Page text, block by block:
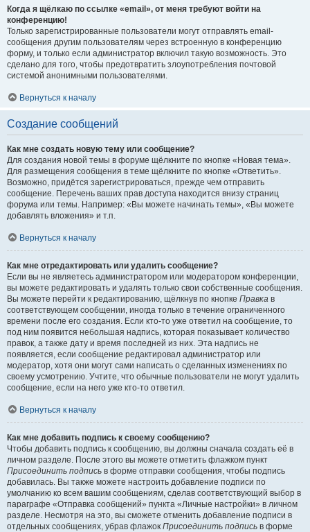
Когда я щёлкаю по ссылке «email», от меня требуют войти на
конференцию!
Только зарегистрированные пользователи могут отправлять email-
сообщения другим пользователям через встроенную в конференцию
форму, и только если администратор включил такую возможность. Это
сделано для того, чтобы предотвратить злоупотребления почтовой
системой анонимными пользователями.
Вернуться к началу
Создание сообщений
Как мне создать новую тему или сообщение?
Для создания новой темы в форуме щёлкните по кнопке «Новая тема».
Для размещения сообщения в теме щёлкните по кнопке «Ответить».
Возможно, придётся зарегистрироваться, прежде чем отправить
сообщение. Перечень ваших прав доступа находится внизу страниц
форума или темы. Например: «Вы можете начинать темы», «Вы можете
добавлять вложения» и т.п.
Вернуться к началу
Как мне отредактировать или удалить сообщение?
Если вы не являетесь администратором или модератором конференции,
вы можете редактировать и удалять только свои собственные сообщения.
Вы можете перейти к редактированию, щёлкнув по кнопке Правка в
соответствующем сообщении, иногда только в течение ограниченного
времени после его создания. Если кто-то уже ответил на сообщение, то
под ним появится небольшая надпись, которая показывает количество
правок, а также дату и время последней из них. Эта надпись не
появляется, если сообщение редактировал администратор или
модератор, хотя они могут сами написать о сделанных изменениях по
своему усмотрению. Учтите, что обычные пользователи не могут удалить
сообщение, если на него уже кто-то ответил.
Вернуться к началу
Как мне добавить подпись к своему сообщению?
Чтобы добавить подпись к сообщению, вы должны сначала создать её в
личном разделе. После этого вы можете отметить флажком пункт
Присоединить подпись в форме отправки сообщения, чтобы подпись
добавилась. Вы также можете настроить добавление подписи по
умолчанию ко всем вашим сообщениям, сделав соответствующий выбор в
параграфе «Отправка сообщений» пункта «Личные настройки» в личном
разделе. Несмотря на это, вы сможете отменить добавление подписи в
отдельных сообщениях, убрав флажок Присоединить подпись в форме